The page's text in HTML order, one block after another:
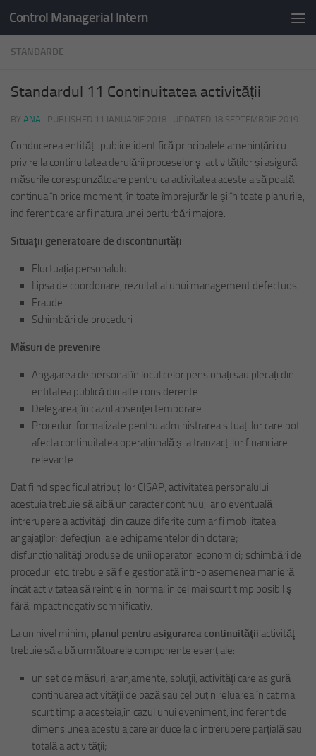
Skip to content
Control Managerial Intern
STANDARDE
Standardul 11 Continuitatea activității
BY ANA · PUBLISHED 11 IANUARIE 2018 · UPDATED 18 SEPTEMBRIE 2019
Conducerea entității publice identifică principalele amenințări cu
privire la continuitatea derulării proceselor şi activităților și asigură
măsurile corespunzătoare pentru ca activitatea acesteia să poată
continua în orice moment, în toate împrejurările și în toate planurile,
indiferent care ar fi natura unei perturbări majore.
Situații generatoare de discontinuități:
Fluctuația personalului
Lipsa de coordonare, rezultat al unui management defectuos
Fraude
Schimbări de proceduri
Măsuri de prevenire:
Angajarea de personal în locul celor pensionați sau plecați din
entitatea publică din alte considerente
Delegarea, în cazul absenței temporare
Proceduri formalizate pentru administrarea situațiilor care pot
afecta continuitatea operațională și a tranzacțiilor financiare
relevante
Dat fiind specificul atribuțiilor CISAP, activitatea personalului
acestuia trebuie să aibă un caracter continuu, iar o eventuală
întrerupere a activității din cauze diferite cum ar fi mobilitatea
angajaților; defecțiuni ale echipamentelor din dotare;
disfuncționalități produse de unii operatori economici; schimbări de
proceduri etc. trebuie să fie gestionată într-o asemenea manieră
încât activitatea să reintre în normal în cel mai scurt timp posibil şi
fără impact negativ semnificativ.
La un nivel minim, planul pentru asigurarea continuităţii activităţii
trebuie să aibă următoarele componente esențiale:
un set de măsuri, aranjamente, soluţii, activităţi care asigură
continuarea activităţii de bază sau cel puțin reluarea în cat mai
scurt timp a acesteia,în cazul unui eveniment, indiferent de
dimensiunea acestuia,care ar duce la o întrerupere parțială sau
totală a activităţii;